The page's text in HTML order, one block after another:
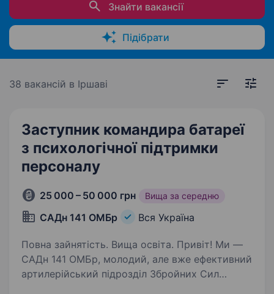
Знайти вакансії
Підібрати
38 вакансій в Іршаві
Заступник командира батареї
з психологічної підтримки
персоналу
25 000 – 50 000 грн Вища за середню
САДн 141 ОМБр Вся Україна
Повна зайнятість. Вища освіта. Привіт! Ми —
САДн 141 ОМБр, молодий, але вже ефективний
артилерійський підрозділ Збройних Сил